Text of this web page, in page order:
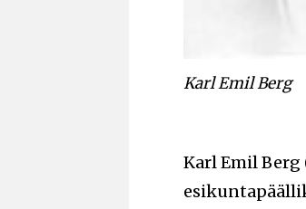
Karl Emil Berg
Karl Emil Berg